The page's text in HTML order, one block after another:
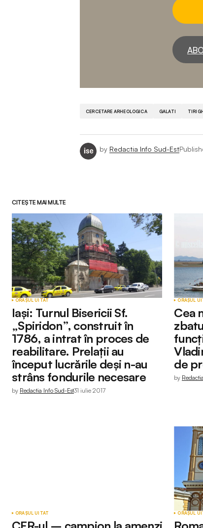
CERCETARE ARHEOLOGICA GALATI
by Redactia Info Sud-Est
CITEȘTE MAI MULTE
ORAȘUL UITAT
Iași: Turnul Bisericii Sf.
„Spiridon”, construit în
1786, a intrat în proces de
reabilitare. Prelații au
început lucrările deși n-au
strâns fondurile necesare
by Redactia Info Sud-Est31 iulie 2017
ORAȘUL
Cea
de
by
ORAȘUL UITAT ORAȘUL